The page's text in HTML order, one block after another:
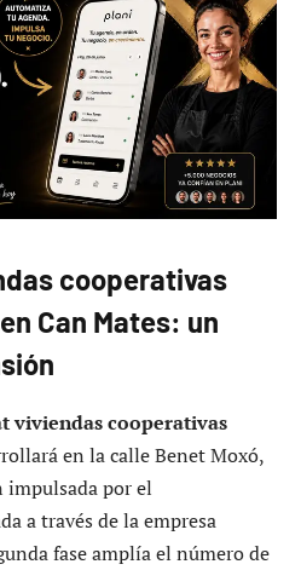
cooperativas
Can Mates: un
viviendas cooperativas
en la calle Benet Moxó,
por el
a través de la empresa
fase amplía el número de